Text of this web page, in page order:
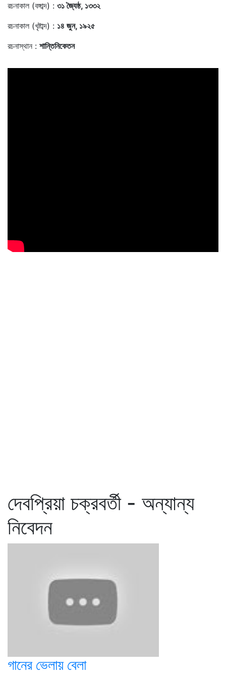
রচনাকাল (বঙ্গাব্দ) : ৩১ জ্যৈষ্ঠ, ১৩৩২
রচনাকাল (খৃষ্টাব্দ) : ১৪ জুন, ১৯২৫
রচনাস্থান : শান্তিনিকেতন
দেবপ্রিয়া চক্রবর্তী - অন্যান্য
নিবেদন
গানের ভেলায় বেলা